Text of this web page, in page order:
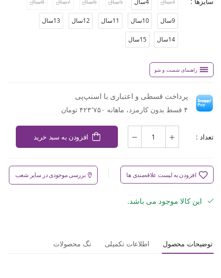
3سال 4سال 5سال 6سال 7سال 8سال
9سال 10سال 11سال 12سال 13سال
14سال 15سال
راهنمای شست و شو
پرداخت قسطی و اعتباری با اسنپ‌پی
۴ قسط بدون کارمزد، ماهانه ۴۲۳٬۷۵۰ تومان
تعداد : افزودن به سبد خرید
افزودن به لیست علاقه‌مندی ها بررسی موجودی در سایر شعب
این کالا موجود می باشد.
توضیحات محصول اطلاعات تکمیلی تگ محصولات